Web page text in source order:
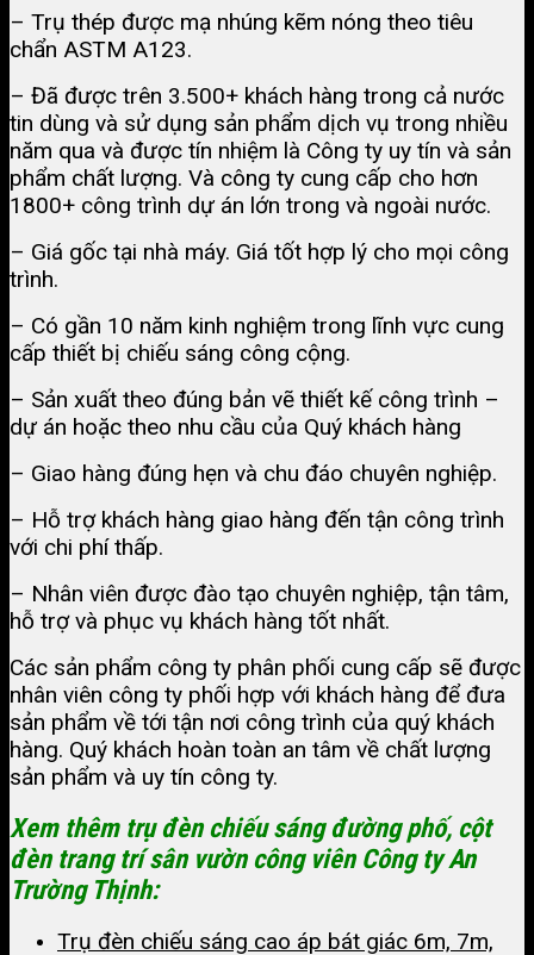
– Trụ thép được mạ nhúng kẽm nóng theo tiêu
chẩn ASTM A123.
– Đã được trên 3.500+ khách hàng trong cả nước
tin dùng và sử dụng sản phẩm dịch vụ trong nhiều
năm qua và được tín nhiệm là Công ty uy tín và sản
phẩm chất lượng. Và công ty cung cấp cho hơn
1800+ công trình dự án lớn trong và ngoài nước.
– Giá gốc tại nhà máy. Giá tốt hợp lý cho mọi công
trình.
– Có gần 10 năm kinh nghiệm trong lĩnh vực cung
cấp thiết bị chiếu sáng công cộng.
– Sản xuất theo đúng bản vẽ thiết kế công trình –
dự án hoặc theo nhu cầu của Quý khách hàng
– Giao hàng đúng hẹn và chu đáo chuyên nghiệp.
– Hỗ trợ khách hàng giao hàng đến tận công trình
với chi phí thấp.
– Nhân viên được đào tạo chuyên nghiệp, tận tâm,
hỗ trợ và phục vụ khách hàng tốt nhất.
Các sản phẩm công ty phân phối cung cấp sẽ được
nhân viên công ty phối hợp với khách hàng để đưa
sản phẩm về tới tận nơi công trình của quý khách
hàng. Quý khách hoàn toàn an tâm về chất lượng
sản phẩm và uy tín công ty.
Xem thêm trụ đèn chiếu sáng đường phố, cột
đèn trang trí sân vườn công viên Công ty An
Trường Thịnh:
Trụ đèn chiếu sáng cao áp bát giác 6m, 7m,